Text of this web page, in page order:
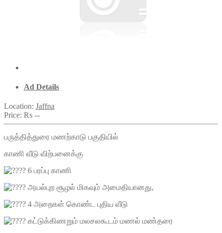
Ad Details
Location: Jaffna
Price: ₨ --
பருத்தித்துரை மணற்காடு பகுதியில்
காணி வீடு விற்பனைக்கு
6 பரப்பு காணி
அயல்புற சூழல் மிகவும் அமைதியானது,
4 அறைகள் கொண்ட புதிய வீடு
கட்டுக்கிணறும் மலசலகூடம் மணல் மண்தரை